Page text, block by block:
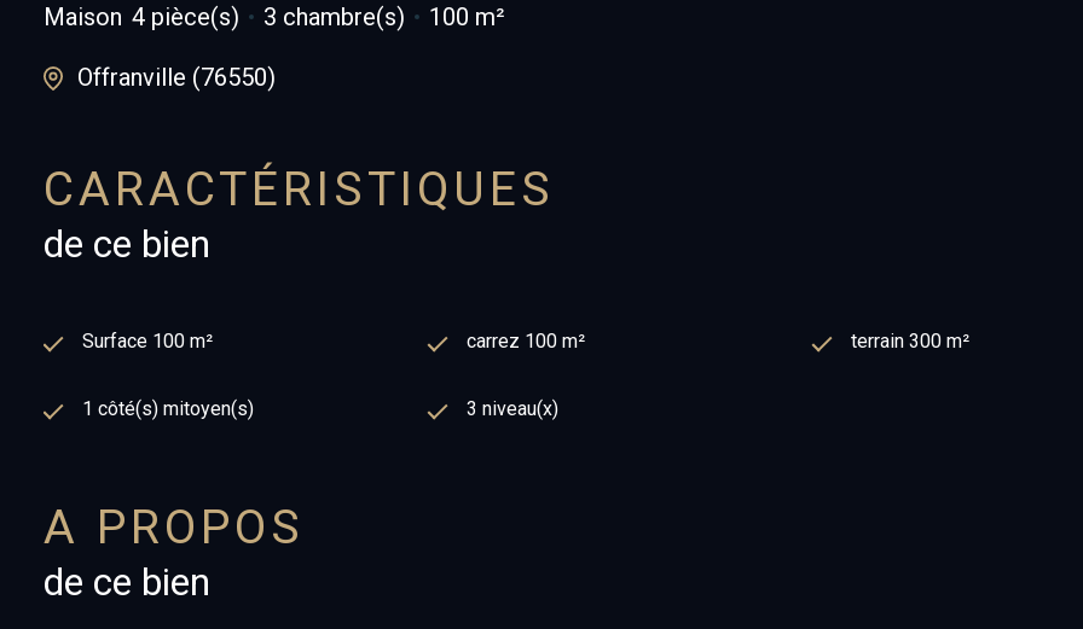
Maison 4 pièce(s) 3 chambre(s) 100 m²
Offranville (76550)
CARACTÉRISTIQUES
de ce bien
Surface 100 m² carrez 100 m² terrain 300 m²
1 côté(s) mitoyen(s) 3 niveau(x)
A PROPOS
de ce bien